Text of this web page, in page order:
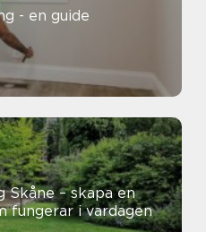
- en guide
Skåne – skapa en
fungerar i vardagen